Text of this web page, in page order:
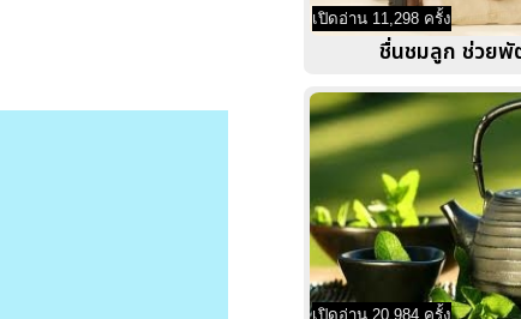
เปิดอ่าน 11,298 ครั้ง
ชื่นชมลูก ช่วย
เปิดอ่าน 20,984 ครั้ง